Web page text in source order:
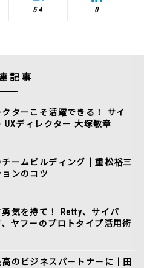
54 0
記事
ターこそ活躍できる！ サイ
UXディレクター 大塚敏章
ームビルディング｜重松裕三
ンのコツ
気を持て！ Retty、サイバ
ヤフーのプロトタイプ活用術
のビジネスパートナーに｜田